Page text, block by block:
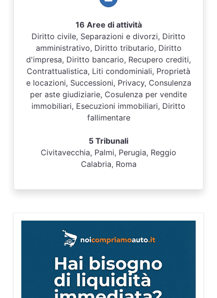
16 Aree di attività
Diritto civile, Separazioni e divorzi, Diritto
amministrativo, Diritto tributario, Diritto
d'impresa, Diritto bancario, Recupero crediti,
Contrattualistica, Liti condominiali, Proprietà
e locazioni, Successioni, Privacy, Consulenza
per aste giudiziarie, Cosulenza per vendite
immobiliari, Esecuzioni immobiliari, Diritto
fallimentare
5 Tribunali
Civitavecchia, Palmi, Perugia, Reggio
Calabria, Roma